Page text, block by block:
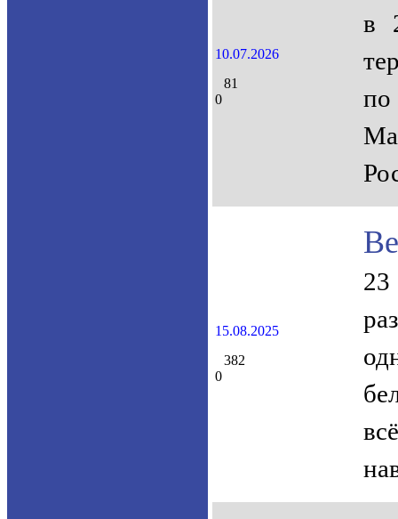
10.07.2026
81
0
в
15.08.2025
382
0
23